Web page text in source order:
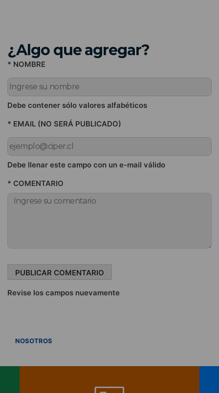
¿Algo que agregar?
* NOMBRE
Debe contener sólo valores alfabéticos
* EMAIL (NO SERÁ PUBLICADO)
Debe llenar este campo con un e-mail válido
* COMENTARIO
Revise los campos nuevamente
NOSOTROS